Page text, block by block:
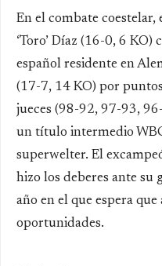
En el combate coestelar,
‘Toro’ Díaz (16-0, 6
español residente en
(17-7, 14 KO) por
jueces (98-92, 97-93,
un título intermedio
superwelter. El
hizo los deberes ante su
año en el que espera
oportunidades.